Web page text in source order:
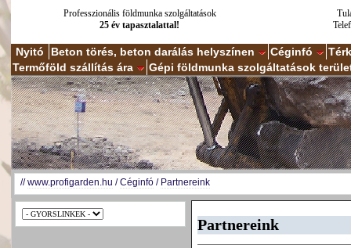
Professzionális földmunka szolgáltatások
25 év tapasztalattal!
Nyitó Beton törés, beton darálás helyszínen Céginfó
Termőföld szállítás ára
Gépi földmunka szolgáltatások
//www.profigarden.hu /Céginfó / Partnereink
Partnereink